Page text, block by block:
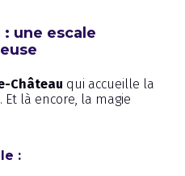
une escale
Château qui accueille la
là encore, la magie
: